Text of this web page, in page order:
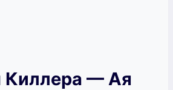
Киллера — Ая